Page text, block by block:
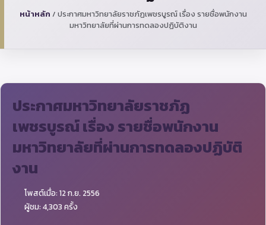
หน้าหลัก / ประกาศมหาวิทยาลัยราชภัฏเพชรบูรณ์ เรื่อง รายชื่อพนักงาน
มหาวิทยาลัยที่ผ่านการทดลองปฏิบัติงาน
ประกาศมหาวิทยาลัยราชภัฏ
เพชรบูรณ์ เรื่อง รายชื่อพนักงาน
มหาวิทยาลัยที่ผ่านการทดลองปฏิบัติ
งาน
โพสต์เมื่อ: 12 ก.ย. 2556
ผู้ชม: 4,303 ครั้ง